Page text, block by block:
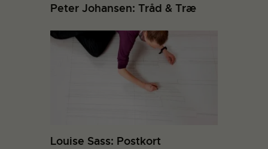
Peter Johansen: Tråd & Træ
Louise Sass: Postkort